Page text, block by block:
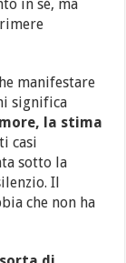
in sé, ma
manifestare
significa
la stima
casi
sotto la
Il
che non ha